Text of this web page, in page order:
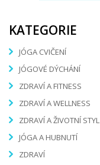
KATEGORIE
JÓGA CVIČENÍ
JÓGOVÉ DÝCHÁNÍ
ZDRAVÍ A FITNESS
ZDRAVÍ A WELLNESS
ZDRAVÍ A ŽIVOTNÍ STYL
JÓGA A HUBNUTÍ
ZDRAVÍ